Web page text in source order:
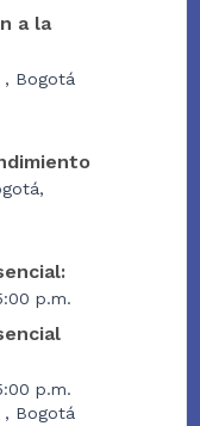
a la
, Bogotá
p.m.
p.m.
, Bogotá